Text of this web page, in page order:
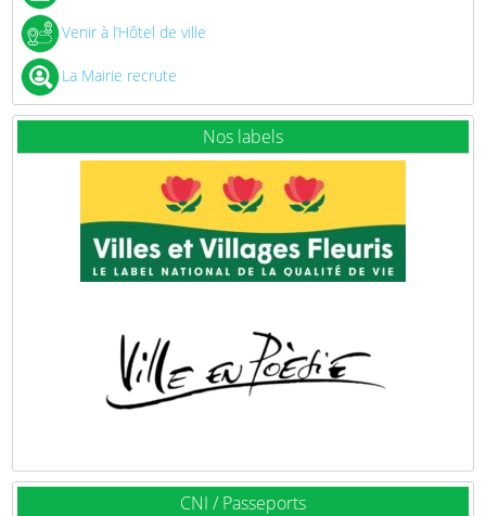
Venir à l’Hôtel de ville
La Mairie recrute
Nos labels
CNI / Passeports